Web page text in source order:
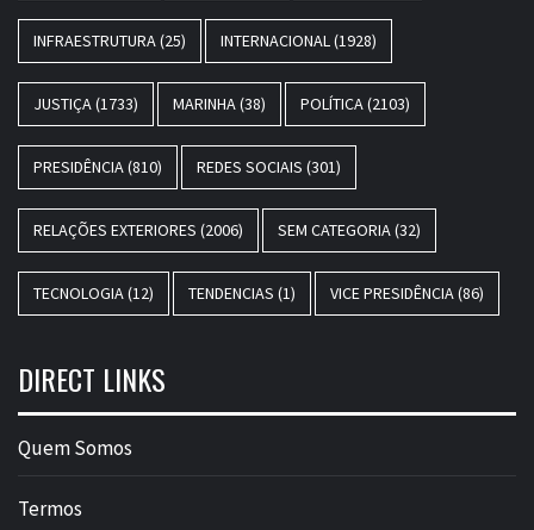
INFRAESTRUTURA (25) INTERNACIONAL (1928)
JUSTIÇA (1733) MARINHA (38) POLÍTICA (2103)
PRESIDÊNCIA (810) REDES SOCIAIS (301)
RELAÇÕES EXTERIORES (2006) SEM CATEGORIA (32)
TECNOLOGIA (12) TENDENCIAS (1) VICE PRESIDÊNCIA (86)
DIRECT LINKS
Quem Somos
Termos